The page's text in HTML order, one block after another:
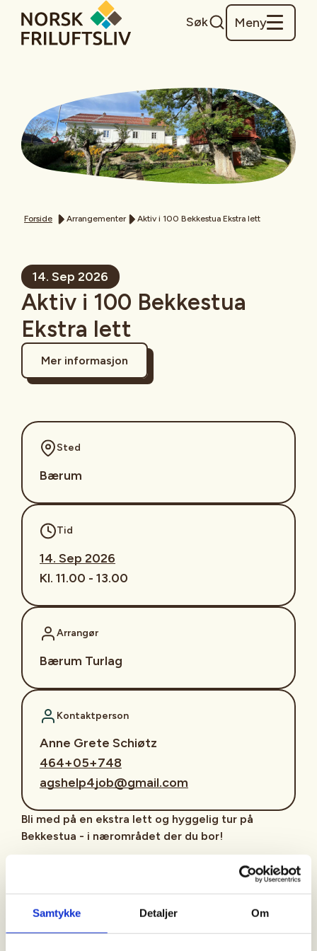
Samtykke Detaljer Om
Søk Meny
Forside Arrangementer Aktiv i 100 Bekkestua Ekstra lett
14. Sep 2026
Aktiv i 100 Bekkestua
Ekstra lett
Mer informasjon
Sted
Bærum
Tid
14. Sep 2026
Kl. 11.00 - 13.00
Arrangør
Bærum Turlag
Kontaktperson
Anne Grete Schiøtz
464+05+748
agshelp4job@gmail.com
Bli med på en ekstra lett og hyggelig tur på
Bekkestua - i nærområdet der du bor!
I samarbeid med Presterud gård Nærmiljøsentral
tilbyr DNT Bærum Turlag nærturer i friluft hver
arrangeres i all slags vær - hele året. Turene er et
lavterskeltilbud tilpasset seniorer, med en lengde